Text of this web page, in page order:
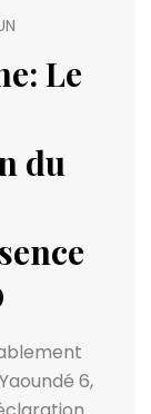
Le
du
6,